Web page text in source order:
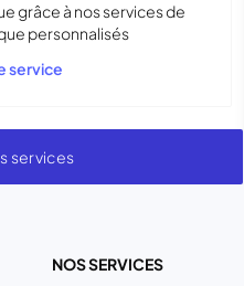
grâce à nos services de
personnalisés
service
services
NOS SERVICES